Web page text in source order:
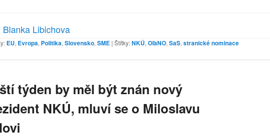
Blanka Libichova
EU, Evropa, Politika, Slovensko, SME | Štítky:NKÚ, OľaNO, SaS, stranické nominace
týden by měl být znán nový
NKÚ, mluví se o Miloslavu